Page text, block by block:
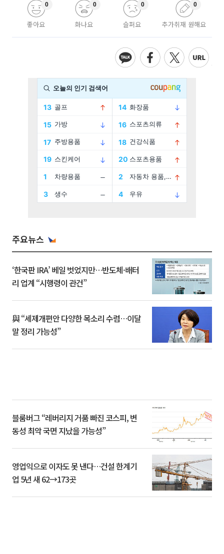
좋아요
0
화나요
0
슬퍼요
0
추가취재 원해요
0
주요뉴스
‘한국판 IRA’ 베일 벗었지만…반도체·배터
리 업계 “시행령이 관건”
與 “세제개편안 다양한 목소리 수렴…이달
말 정리 가능성”
블룸버그 “레버리지 거품 빠진 코스피, 변
동성 최악 국면 지났을 가능성”
영업익으로 이자도 못 낸다…건설 한계기
업 5년 새 62→173곳